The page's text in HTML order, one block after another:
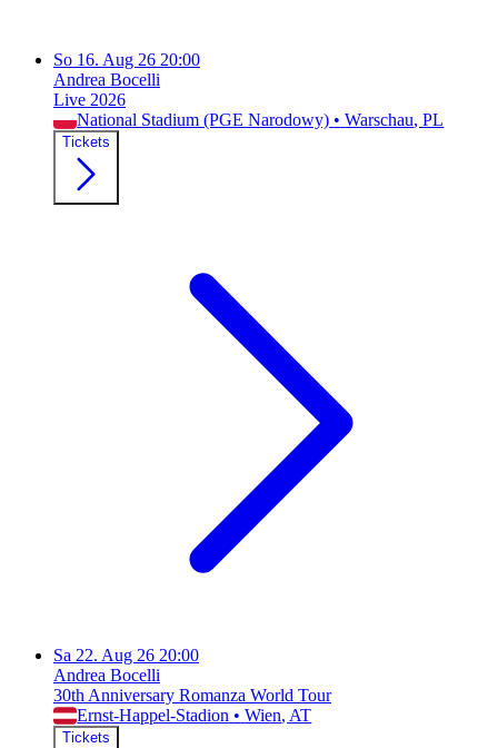
So 16. Aug 26 20:00
Andrea Bocelli
Live 2026
National Stadium (PGE Narodowy) • Warschau, PL
Tickets
Sa 22. Aug 26 20:00
Andrea Bocelli
30th Anniversary Romanza World Tour
Ernst-Happel-Stadion • Wien, AT
Tickets